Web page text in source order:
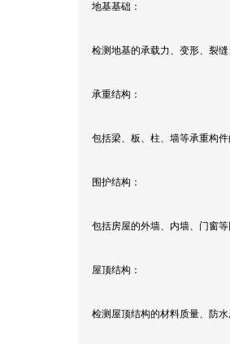
地基基础：
检测地基的承载力、变形、裂
承重结构：
包括梁、板、柱、墙等承重构
围护结构：
包括房屋的外墙、内墙、门窗
屋顶结构：
检测屋顶结构的材料质量、防